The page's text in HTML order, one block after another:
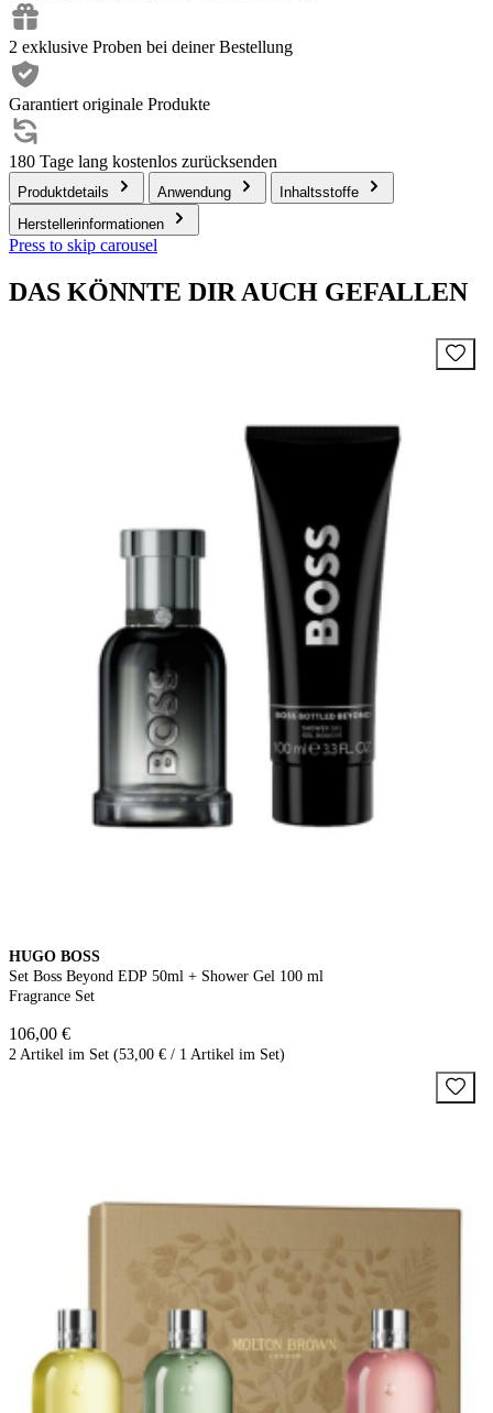
2 exklusive Proben bei deiner Bestellung
Garantiert originale Produkte
180 Tage lang kostenlos zurücksenden
Produktdetails Anwendung
Inhaltsstoffe
Herstellerinformationen
Press to skip carousel
DAS KÖNNTE DIR AUCH GEFALLEN
HUGO BOSS
Set Boss Beyond EDP 50ml + Shower Gel 100 ml
Fragrance Set
106,00 €
2 Artikel im Set (53,00 € / 1 Artikel im Set)